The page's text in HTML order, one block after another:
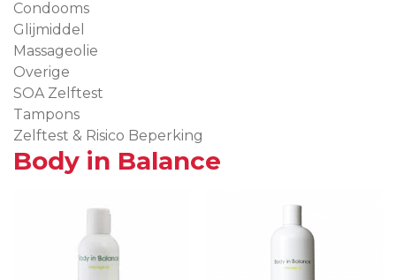
Condooms
Glijmiddel
Massageolie
Overige
SOA Zelftest
Tampons
Zelftest & Risico Beperking
Body in Balance